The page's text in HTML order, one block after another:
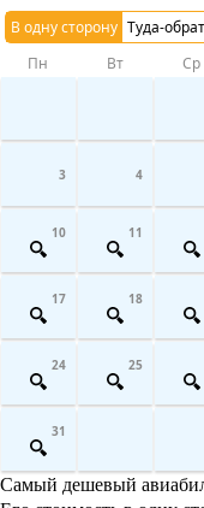
В одну сторону Туда-
Пн Вт Ср
3 4
10 11
17 18
24 25
31
Самый дешевый